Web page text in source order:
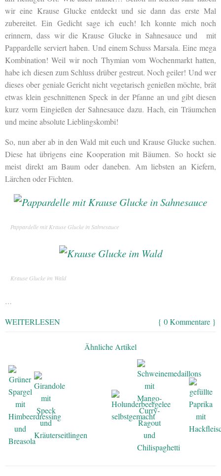
wir eine Krause Glucke entdeckt und sie dann das erste Mal
zubereitet. Ein Gedicht sage ich euch! Ich konnte mich noch
erinnern, dass wir die Krause Glucke in Sahnesauce und mit
Pappardelle serviert haben. Und einem Schuss Marsala. Eine mega
Kombination! Weil wir noch Thymian vom Wochenmarkt hatten,
habe ich diesen zum Schluss drüber gestreut. Noch geiler! Und wer
dieses ober geniale Gericht nicht vegetarisch genießen möchte, brät
etwas klein geschnittenen Speck in der Pfanne an und gibt diesen
kurz vorm Eingießen der Sahnesauce dazu. Hach, ein Träumchen
und meine absolute Lieblingskombi!
So, nun aber ab in den Wald mit euch und Krause Glucke suchen.
Diese hat übrigens eine Kooperation mit Bäumen. So hockt sie
meist direkt am Baum oder daneben. Am liebsten an Kiefern,
Lärchen oder Fichten.
Pappardelle mit Krause Glucke in Sahnesauce
Krause Glucke im Wald
…
WEITERLESEN { 0 Kommentare }
Ähnliche Artikel